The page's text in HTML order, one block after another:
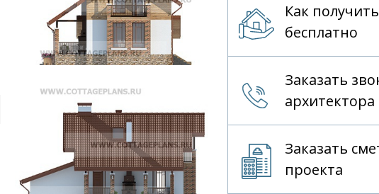
Как
бесплатно
Заказать
архитектора
Заказать
проекта